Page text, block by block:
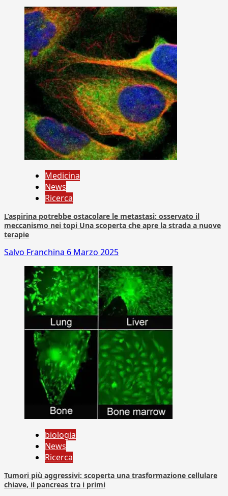
Medicina
News
Ricerca
L’aspirina potrebbe ostacolare le metastasi: osservato il
meccanismo nei topi Una scoperta che apre la strada a nuove
terapie
Salvo Franchina 6 Marzo 2025
biologia
News
Ricerca
Tumori più aggressivi: scoperta una trasformazione cellulare
chiave, il pancreas tra i primi